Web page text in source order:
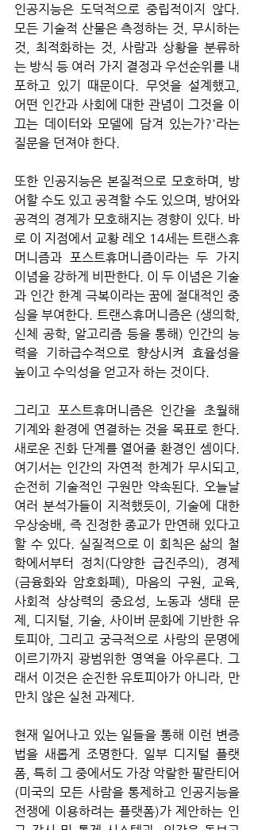
인공지능은 도덕적으로 중립적이지 않다.
모든 기술적 산물은 측정하는 것, 무시하는
것, 최적화하는 것, 사람과 상황을 분류하
는 방식 등 여러 가지 결정과 우선순위를 내
포하고 있기 때문이다. 무엇을 설계했고,
어떤 인간과 사회에 대한 관념이 그것을 이
끄는 데이터와 모델에 담겨 있는가?'라는
질문을 던져야 한다.
또한 인공지능은 본질적으로 모호하며, 방
어할 수도 있고 공격할 수도 있으며, 방어와
공격의 경계가 모호해지는 경향이 있다. 바
로 이 지점에서 교황 레오 14세는 트랜스휴
머니즘과 포스트휴머니즘이라는 두 가지
이념을 강하게 비판한다. 이 두 이념은 기술
과 인간 한계 극복이라는 꿈에 절대적인 중
심을 부여한다. 트랜스휴머니즘은 (생의학,
신체 공학, 알고리즘 등을 통해) 인간의 능
력을 기하급수적으로 향상시켜 효율성을
높이고 수익성을 얻고자 하는 것이다.
그리고 포스트휴머니즘은 인간을 초월해
기계와 환경에 연결하는 것을 목표로 한다.
새로운 진화 단계를 열어줄 환경인 셈이다.
여기서는 인간의 자연적 한계가 무시되고,
순전히 기술적인 구원만 약속된다. 오늘날
여러 분석가들이 지적했듯이, 기술에 대한
우상숭배, 즉 진정한 종교가 만연해 있다고
할 수 있다. 실질적으로 이 회칙은 삶의 철
학에서부터 정치(다양한 급진주의), 경제
(금융화와 암호화폐), 마음의 구원, 교육,
사회적 상상력의 중요성, 노동과 생태 문
제, 디지털, 기술, 사이버 문화에 기반한 유
토피아, 그리고 궁극적으로 사랑의 문명에
이르기까지 광범위한 영역을 아우른다. 그
래서 이것은 순진한 유토피아가 아니라, 만
만치 않은 실천 과제다.
현재 일어나고 있는 일들을 통해 이런 변증
법을 새롭게 조명한다. 일부 디지털 플랫
폼, 특히 그 중에서도 가장 악랄한 팔란티어
(미국의 모든 사람을 통제하고 인공지능을
전쟁에 이용하려는 플랫폼)가 제안하는 인